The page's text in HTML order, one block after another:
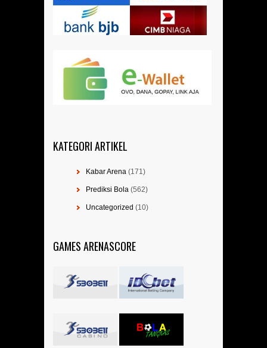
KATEGORI ARTIKEL
Kabar Arena (171)
Prediksi Bola (562)
Uncategorized (10)
GAMES ARENASCORE